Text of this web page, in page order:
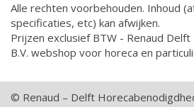
Alle rechten voorbehouden. Inhoud
specificaties, etc) kan afwijken.
Prijzen exclusief BTW - Renaud
B.V. webshop voor horeca en
© Renaud – Delft